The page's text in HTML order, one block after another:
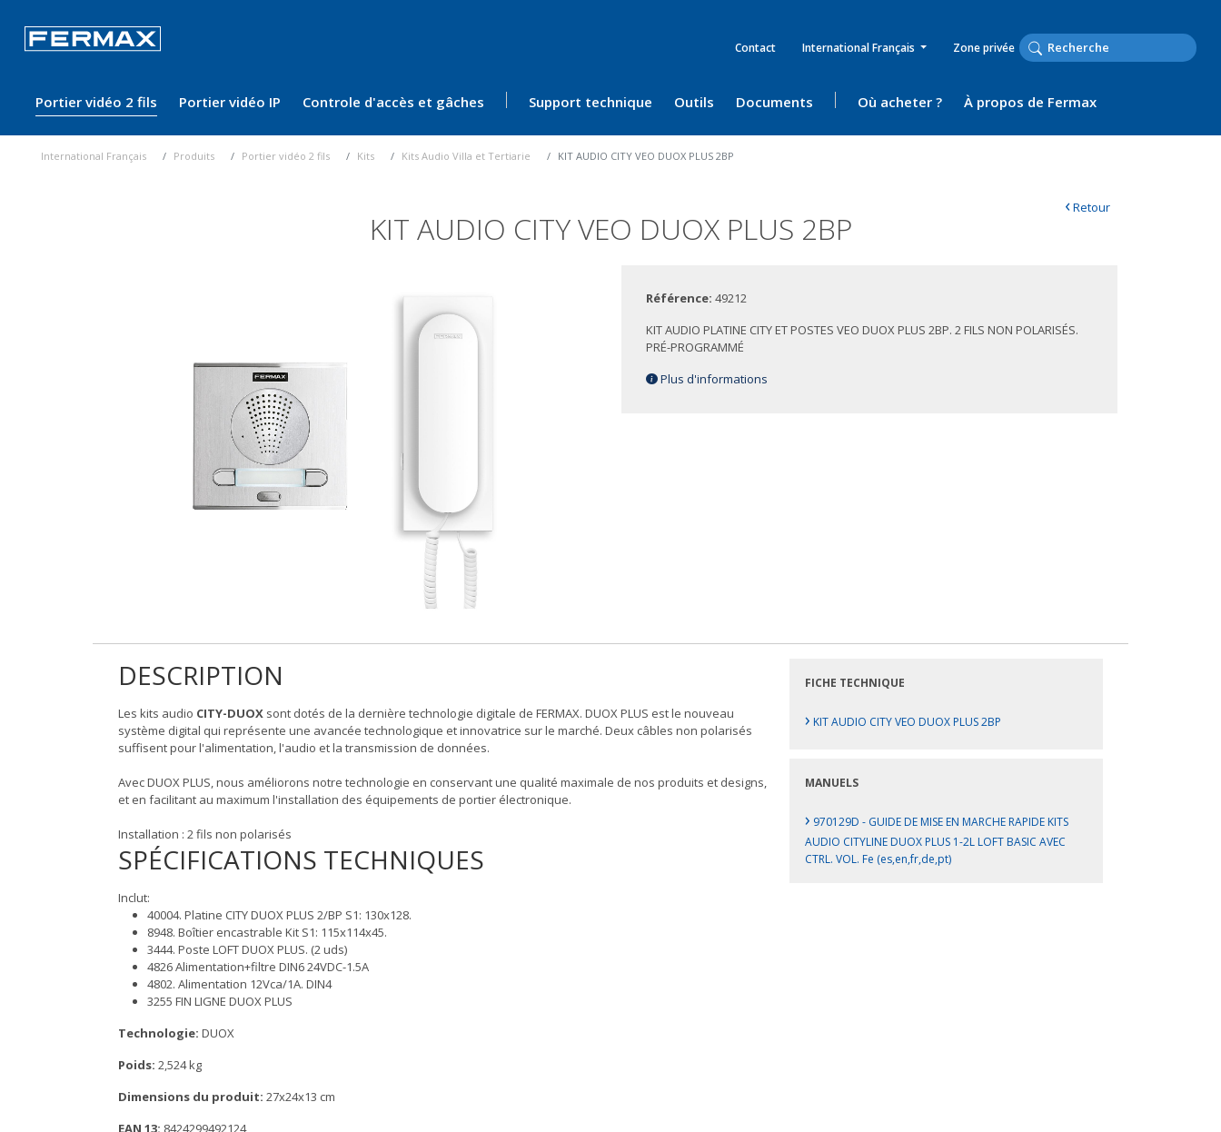
Contact International Français Zone privée
Portier vidéo 2 fils Portier vidéo IP Controle d'accès et gâches Support technique Outils Documents Où acheter ? À propos de Fermax
International Français Produits Portier vidéo 2 fils Kits Kits Audio Villa et Tertiarie KIT AUDIO CITY VEO DUOX PLUS 2BP
KIT AUDIO CITY VEO DUOX PLUS 2BP
‹Retour
Référence:49212
KIT AUDIO PLATINE CITY ET POSTES VEO DUOX PLUS 2BP. 2 FILS NON POLARISÉS.
PRÉ-PROGRAMMÉ
Plus d'informations
DESCRIPTION
Les kits audio CITY-DUOX sont dotés de la dernière technologie digitale de FERMAX. DUOX PLUS est le nouveau
système digital qui représente une avancée technologique et innovatrice sur le marché. Deux câbles non polarisés
suffisent pour l'alimentation, l'audio et la transmission de données.
Avec DUOX PLUS, nous améliorons notre technologie en conservant une qualité maximale de nos produits et designs,
et en facilitant au maximum l'installation des équipements de portier électronique.
Installation : 2 fils non polarisés
SPÉCIFICATIONS TECHNIQUES
Inclut:
40004. Platine CITY DUOX PLUS 2/BP S1: 130x128.
8948. Boîtier encastrable Kit S1: 115x114x45.
3444. Poste LOFT DUOX PLUS. (2 uds)
4826 Alimentation+filtre DIN6 24VDC-1.5A
4802. Alimentation 12Vca/1A. DIN4
3255 FIN LIGNE DUOX PLUS
Technologie: DUOX
Poids: 2,524 kg
Dimensions du produit: 27x24x13 cm
EAN 13: 8424299492124
FICHE TECHNIQUE
› KIT AUDIO CITY VEO DUOX PLUS 2BP
MANUELS
› 970129D - GUIDE DE MISE EN MARCHE RAPIDE KITS
AUDIO CITYLINE DUOX PLUS 1-2L LOFT BASIC AVEC
CTRL. VOL. Fe (es,en,fr,de,pt)